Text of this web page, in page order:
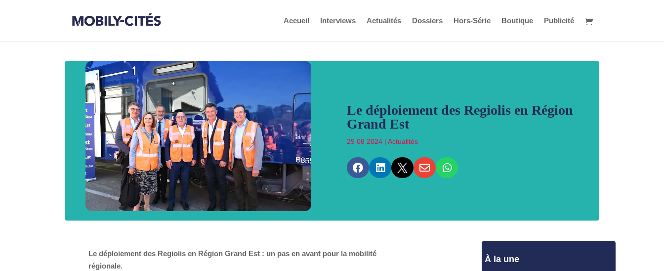
Accueil Interviews Actualités Dossiers Hors-Série Boutique Publicité
Le déploiement des Regiolis en Région
Grand Est
29 08 2024| Actualités
    
Le déploiement des Regiolis en Région Grand Est : un pas en avant pour la mobilité
régionale.
À la une